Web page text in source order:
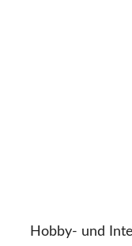
Hobby- und